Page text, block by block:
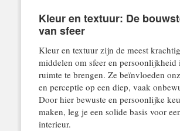
Kleur en textuur: De
van sfeer
Kleur en textuur zijn de meest
middelen om sfeer en persoonlijkheid
ruimte te brengen. Ze beïnvloeden
en perceptie op een diep, vaak
Door hier bewuste en persoonlijke
maken, leg je een solide basis voor
interieur.